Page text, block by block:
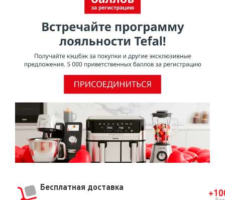
здоровья при использовании в посуде для
проведенному МАИР (Международное агентство по
изучению рака), ВОЗ (Всемирная организация
здравоохранения) отнесла ПТФЭ к группе 3 [Том 19, 288
(1979) и Дополнение 7.70 (1987)], признав, что он не
является канцерогеном для человека.О том, что ПТФЭ
безопасен для использования, свидетельствует и тот
факт, что он часто применяется в медицине
(кардиостимуляторы, искусственные артерии, протезы
и т.д.).
Бесплатная доставка